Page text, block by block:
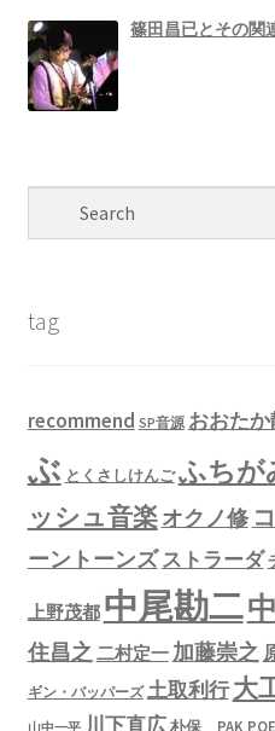
篠田昌已とその関
tag
recommend SP音源 おおた
ぶ とくさしけんご ふちが
ッシュ音楽オクノ修
ーントーンズストラーダ
上野茂都 中尾勘二
住昌之 二村定一 加藤崇之
ギン・バッパーズ 土取利行大
山中一平 川下直広 朴保 PAK POE